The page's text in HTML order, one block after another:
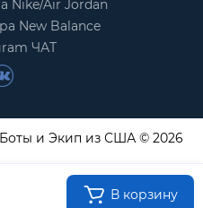
В корзину
Nike/Air Jordan
New Balance
ЧАТ
и Экип из США © 2026